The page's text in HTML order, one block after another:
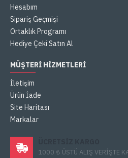
Hesabım
Sipariş Geçmişi
Ortaklık Programı
Hediye Çeki Satın Al
MÜŞTERI HIZMETLERI
İletişim
Ürün İade
Site Haritası
Markalar
1000 ₺ ÜSTÜ ALIŞ VERİŞTE